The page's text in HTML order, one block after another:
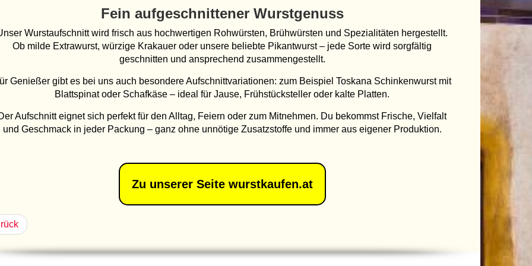
Fein aufgeschnittener Wurstgenuss
Wurstaufschnitt wird frisch aus hochwertigen Rohwürsten, Brühwürsten und Spezialitäten hergestellt.
Ob milde Extrawurst, würzige Krakauer oder unsere beliebte Pikantwurst – jede Sorte wird sorgfältig
geschnitten und ansprechend zusammengestellt.
Genießer gibt es bei uns auch besondere Aufschnittvariationen: zum Beispiel Toskana Schinkenwurst mit
Blattspinat oder Schafkäse – ideal für Jause, Frühstücksteller oder kalte Platten.
Aufschnitt eignet sich perfekt für den Alltag, Feiern oder zum Mitnehmen. Du bekommst Frische, Vielfalt
und Geschmack in jeder Packung – ganz ohne unnötige Zusatzstoffe und immer aus eigener Produktion.
Zu unserer Seite wurstkaufen.at